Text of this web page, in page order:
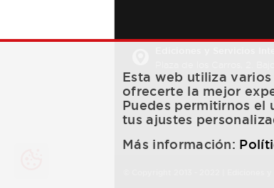
Esta web utiliza
ofrecerte la mejor
Puedes permitirnos el
tus ajustes
Más información: